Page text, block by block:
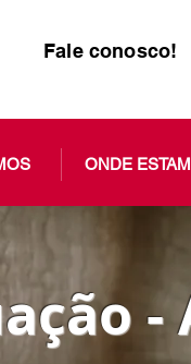
Fale
ONDE